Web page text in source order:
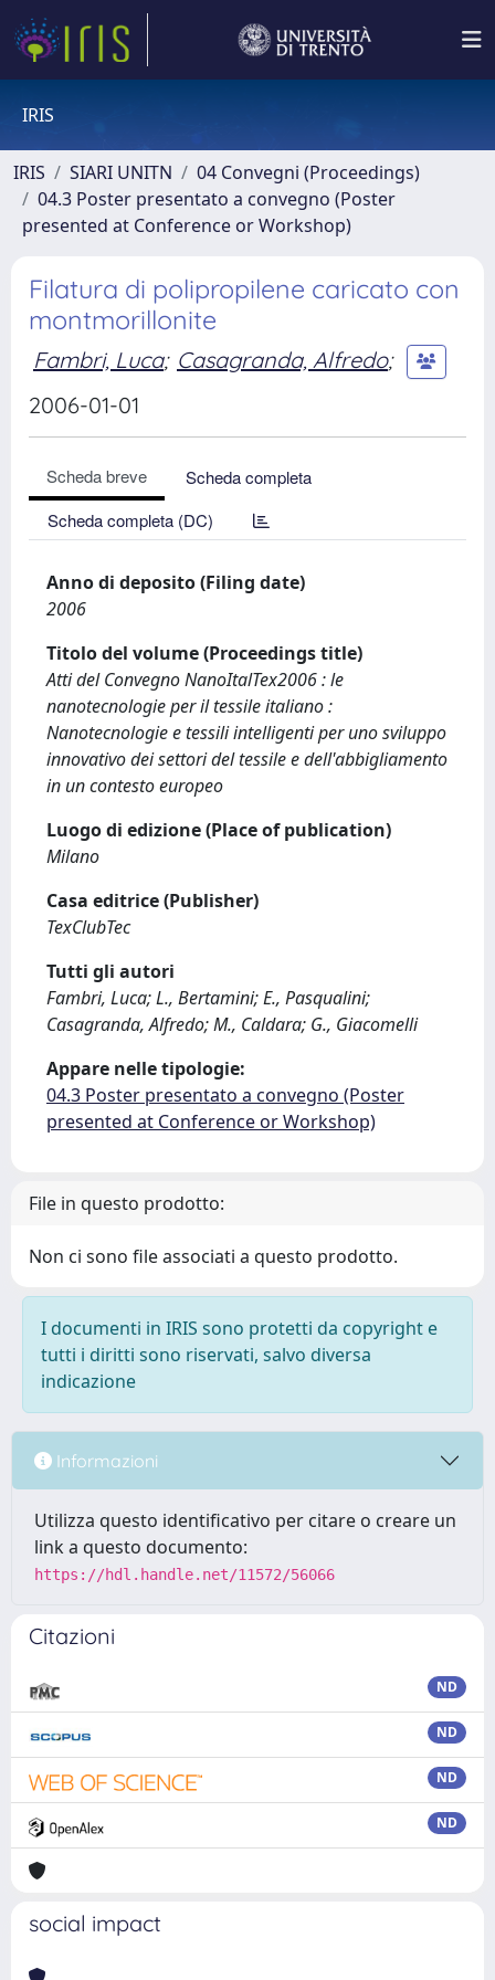
IRIS
IRIS SIARI UNITN
04 Convegni (Proceedings)
04.3 Poster presentato a convegno (Poster
presented at Conference or Workshop)
Filatura di polipropilene caricato con
montmorillonite
Fambri, Luca; Casagranda, Alfredo;
2006-01-01
Scheda breve
Scheda completa
Scheda completa (DC)
Anno di deposito (Filing date)
2006
Titolo del volume (Proceedings title)
Atti del Convegno NanoItalTex2006 : le
nanotecnologie per il tessile italiano :
Nanotecnologie e tessili intelligenti per uno sviluppo
innovativo dei settori del tessile e dell'abbigliamento
in un contesto europeo
Luogo di edizione (Place of publication)
Milano
Casa editrice (Publisher)
TexClubTec
Tutti gli autori
Fambri, Luca; L., Bertamini; E., Pasqualini;
Casagranda, Alfredo; M., Caldara; G., Giacomelli
Appare nelle tipologie:
04.3 Poster presentato a convegno (Poster
presented at Conference or Workshop)
File in questo prodotto:
Non ci sono file associati a questo prodotto.
I documenti in IRIS sono protetti da copyright e
tutti i diritti sono riservati, salvo diversa
indicazione
Informazioni
Utilizza questo identificativo per citare o creare un
link a questo documento:
https://hdl.handle.net/11572/56066
Citazioni
ND
ND
ND
ND
social impact